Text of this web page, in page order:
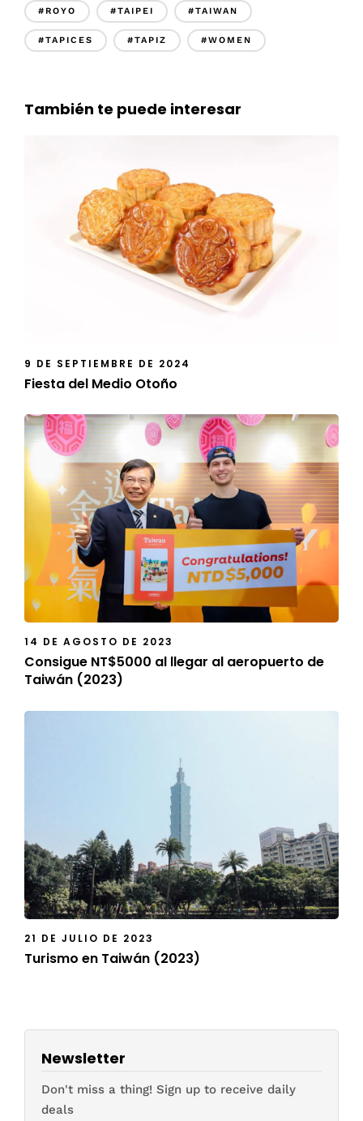
#ROYO #TAIPEI #TAIWAN
#TAPICES #TAPIZ #WOMEN
También te puede interesar
9 DE SEPTIEMBRE DE 2024
Fiesta del Medio Otoño
14 DE AGOSTO DE 2023
Consigue NT$5000 al llegar al aeropuerto de
Taiwán (2023)
21 DE JULIO DE 2023
Turismo en Taiwán (2023)
Newsletter
Don't miss a thing! Sign up to receive daily
deals